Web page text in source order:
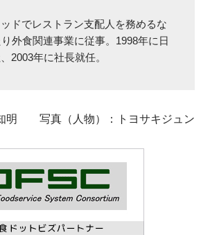
ドでレストラン支配人を務めるな
外食関連事業に従事。1998年に日
2003年に社長就任。
明 写真（人物）：トヨサキジュン